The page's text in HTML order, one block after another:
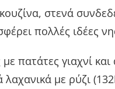
στενά
πολλές ιδέες
πατάτες γιαχνί
λαχανικά με ρύζι